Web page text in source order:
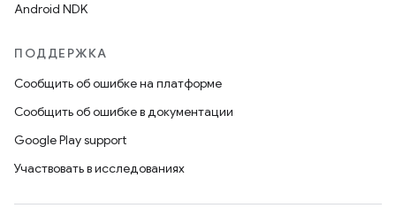
Android NDK
ПОДДЕРЖКА
Сообщить об ошибке на платформе
Сообщить об ошибке в документации
Google Play support
Участвовать в исследованиях